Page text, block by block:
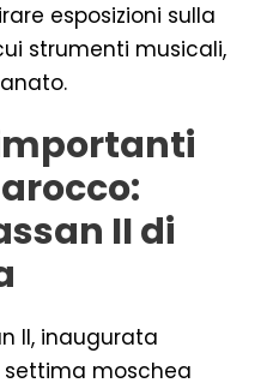
esposizioni sulla
strumenti musicali,
II di
II, inaugurata
settima moschea